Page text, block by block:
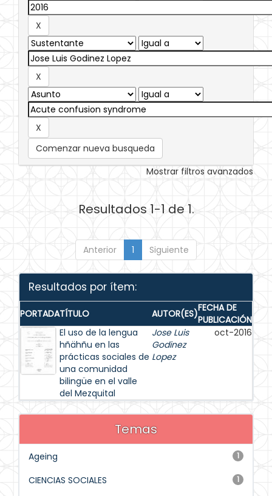
Comenzar nueva busqueda
Mostrar filtros avanzados
Resultados 1-1 de 1.
Anterior 1 Siguiente
Resultados por ítem:
PORTADATÍTULO AUTOR(ES)FECHA DE
PUBLICACIÓN
El uso de la lengua
hñähñu en las
prácticas sociales de
una comunidad
bilingüe en el valle
del Mezquital
Jose Luis
Godinez
Lopez
oct-2016
Temas
1
Ageing
1
CIENCIAS SOCIALES